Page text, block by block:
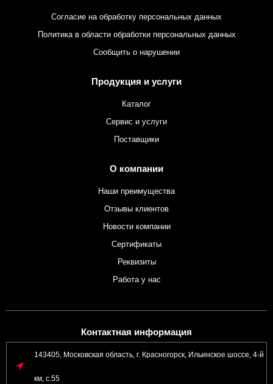
Согласие на обработку персональных данных
Политика в области обработки персональных данных
Сообщить о нарушении
Продукция и услуги
Каталог
Сервис и услуги
Поставщики
О компании
Наши преимущества
Отзывы клиентов
Новости компании
Сертификаты
Реквизиты
Работа у нас
Контактная информация
143405, Московская область, г. Красногорск, Ильинское шоссе, 4-й
км, с.55